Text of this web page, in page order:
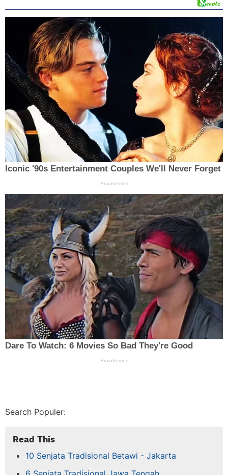
Search Populer:
Read This
10 Senjata Tradisional Betawi - Jakarta